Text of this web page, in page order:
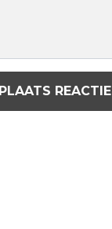
PLAATS REACTIE